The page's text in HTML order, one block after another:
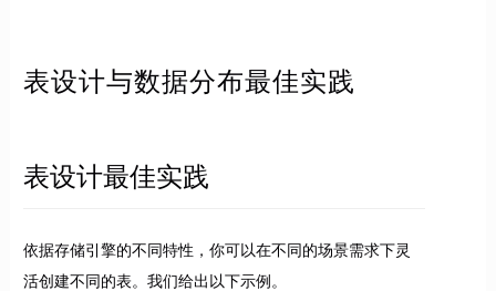
表设计与数据分布最佳实践
表设计最佳实践
依据存储引擎的不同特性，你可以在不同的场景需求下灵
活创建不同的表。我们给出以下示例。